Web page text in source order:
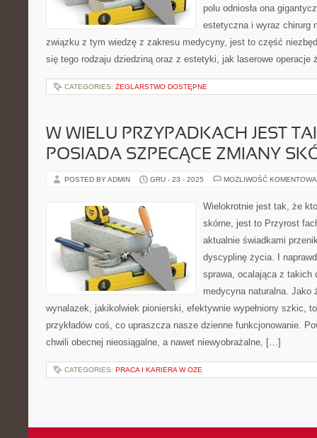
polu odniosła ona
estetyczna i wyraz chirurg
związku z tym wiedzę z zakresu medycyny, jest to część
się tego rodzaju dziedziną oraz z estetyki, jak laserowe operacje
CATEGORIES: ŻEGLARSTWO DOSTĘPNE
W WIELU PRZYPADKACH JEST
POSIADA SZPECĄCE ZMIANY
POSTED BY ADMIN GRU - 23 - 2025 MOŻLIWOŚĆ
Wielokrotnie jest tak, że
skórne, jest to Przyrost
aktualnie świadkami
dyscyplinę życia. I
sprawa, ocalająca z takich
medycyna naturalna. Jako
wynalazek, jakikolwiek pionierski, efektywnie wypełniony szkic,
przykładów coś, co upraszcza nasze dzienne funkcjonowanie.
chwili obecnej nieosiągalne, a nawet niewyobrażalne, […]
CATEGORIES: PRACA I KARIERA W OZE